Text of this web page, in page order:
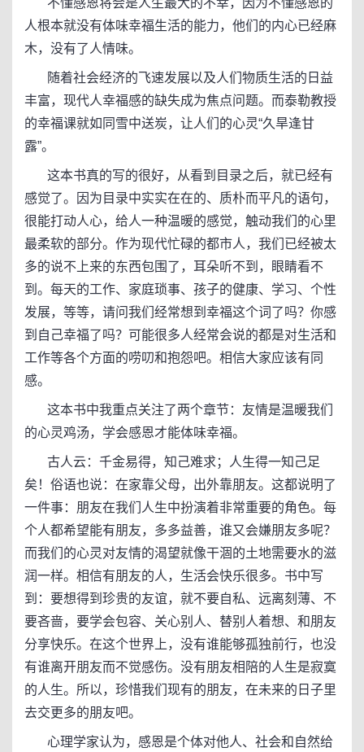
不懂感恩将会是人生最大的不幸，因为不懂感恩的
人根本就没有体味幸福生活的能力，他们的内心已经麻
木，没有了人情味。
随着社会经济的飞速发展以及人们物质生活的日益
丰富，现代人幸福感的缺失成为焦点问题。而泰勒教授
的幸福课就如同雪中送炭，让人们的心灵“久旱逢甘
露”。
这本书真的写的很好，从看到目录之后，就已经有
感觉了。因为目录中实实在在的、质朴而平凡的语句，
很能打动人心，给人一种温暖的感觉，触动我们的心里
最柔软的部分。作为现代忙碌的都市人，我们已经被太
多的说不上来的东西包围了，耳朵听不到，眼睛看不
到。每天的工作、家庭琐事、孩子的健康、学习、个性
发展，等等，请问我们经常想到幸福这个词了吗？你感
到自己幸福了吗？可能很多人经常会说的都是对生活和
工作等各个方面的唠叨和抱怨吧。相信大家应该有同
感。
这本书中我重点关注了两个章节：友情是温暖我们
的心灵鸡汤，学会感恩才能体味幸福。
古人云：千金易得，知己难求；人生得一知己足
矣！俗语也说：在家靠父母，出外靠朋友。这都说明了
一件事：朋友在我们人生中扮演着非常重要的角色。每
个人都希望能有朋友，多多益善，谁又会嫌朋友多呢？
而我们的心灵对友情的渴望就像干涸的土地需要水的滋
润一样。相信有朋友的人，生活会快乐很多。书中写
到：要想得到珍贵的友谊，就不要自私、远离刻薄、不
要吝啬，要学会包容、关心别人、替别人着想、和朋友
分享快乐。在这个世界上，没有谁能够孤独前行，也没
有谁离开朋友而不觉感伤。没有朋友相陪的人生是寂寞
的人生。所以，珍惜我们现有的朋友，在未来的日子里
去交更多的朋友吧。
心理学家认为，感恩是个体对他人、社会和自然给